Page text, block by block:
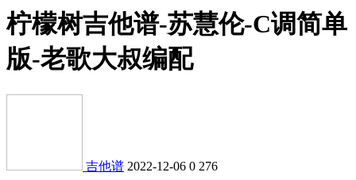
柠檬树吉他谱-苏慧伦-C调简单
版-老歌大叔编配
吉他谱 2022-12-06 0 276